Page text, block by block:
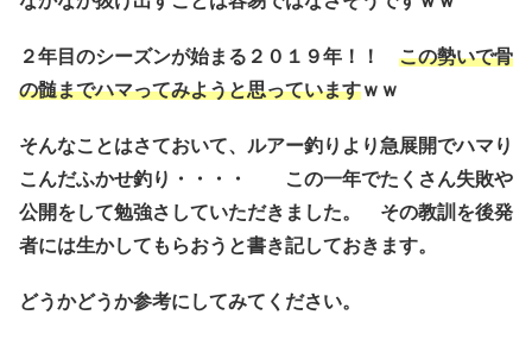
２年目のシーズンが始まる２０１９年！！ この勢いで骨
の髄までハマってみようと思っていますｗｗ
そんなことはさておいて、ルアー釣りより急展開でハマり
こんだふかせ釣り・・・・ この一年でたくさん失敗や
公開をして勉強さしていただきました。 その教訓を後発
者には生かしてもらおうと書き記しておきます。
どうかどうか参考にしてみてください。